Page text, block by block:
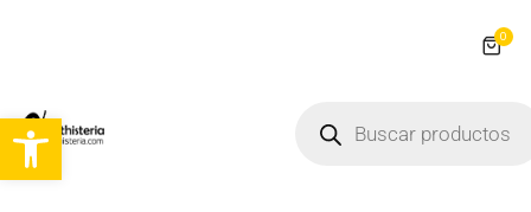
Abrir barra de herramientas
0